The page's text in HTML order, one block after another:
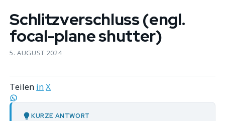
Schlitzverschluss (engl.
focal-plane shutter)
5. AUGUST 2024
Teilen inX
KURZE ANTWORT